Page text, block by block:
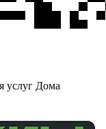
услуг Дома